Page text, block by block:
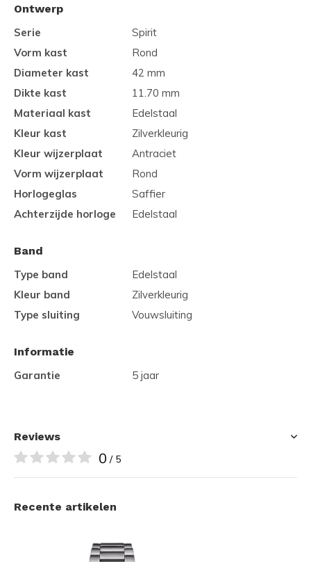
Ontwerp
Serie
Spirit
Vorm kast
Rond
Diameter kast
42 mm
Dikte kast
11.70 mm
Materiaal kast
Edelstaal
Kleur kast
Zilverkleurig
Kleur wijzerplaat
Antraciet
Vorm wijzerplaat
Rond
Horlogeglas
Saffier
Achterzijde horloge
Edelstaal
Band
Type band
Edelstaal
Kleur band
Zilverkleurig
Type sluiting
Vouwsluiting
Informatie
Garantie
5 jaar
Reviews
0 / 5
Recente artikelen